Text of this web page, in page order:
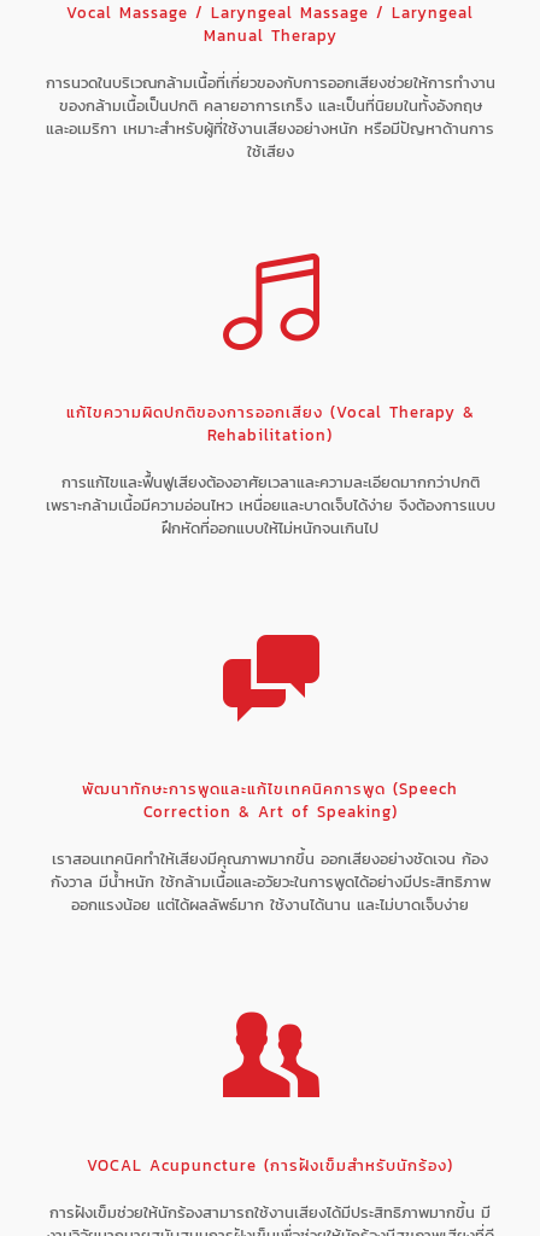
Vocal Massage / Laryngeal Massage / Laryngeal
Manual Therapy
การนวดในบริเวณกล้ามเนื้อที่เกี่ยวของกับการออกเสียงช่วยให้การทำงาน
ของกล้ามเนื้อเป็นปกติ คลายอาการเกร็ง และเป็นที่นิยมในทั้งอังกฤษ
และอเมริกา เหมาะสำหรับผู้ที่ใช้งานเสียงอย่างหนัก หรือมีปัญหาด้านการ
ใช้เสียง
แก้ไขความผิดปกติของการออกเสียง (Vocal Therapy &
Rehabilitation)
การแก้ไขและฟื้นฟูเสียงต้องอาศัยเวลาและความละเอียดมากกว่าปกติ
เพราะกล้ามเนื้อมีความอ่อนไหว เหนื่อยและบาดเจ็บได้ง่าย จึงต้องการแบบ
ฝึกหัดที่ออกแบบให้ไม่หนักจนเกินไป
พัฒนาทักษะการพูดและแก้ไขเทคนิคการพูด (Speech
Correction & Art of Speaking)
เราสอนเทคนิคทำให้เสียงมีคุณภาพมากขึ้น ออกเสียงอย่างชัดเจน ก้อง
กังวาล มีน้ำหนัก ใช้กล้ามเนื้อและอวัยวะในการพูดได้อย่างมีประสิทธิภาพ
ออกแรงน้อย แต่ได้ผลลัพธ์มาก ใช้งานได้นาน และไม่บาดเจ็บง่าย
VOCAL Acupuncture (การฝังเข็มสำหรับนักร้อง)
การฝังเข็มช่วยให้นักร้องสามารถใช้งานเสียงได้มีประสิทธิภาพมากขึ้น มี